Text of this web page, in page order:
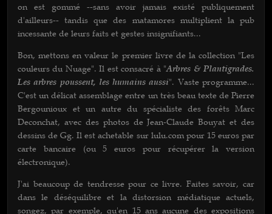
on est gommé --sans avoir jamais existé publiquement
d'ailleurs-- tandis que des matamores multiplient la pub
incessante de leurs faits et gestes insignifiants...
Bon, mettons en valeur le premier livre de la collection "Les
couleurs du Nuage". Il est consacré à "Arbres & Plantigrades.
Les arbres poussent, les humains aussi". Vaste programme...
C'est un délicat assemblage entre un très beau texte de Pierre
Bergounioux et un autre du spécialiste des forêts Marc
Deconchat, avec des photos de Jean-Claude Bouyat et des
dessins de Gg. Il est achetable sur lulu.com pour 15 euros par
carte bancaire (ou 5 euros pour récupérer la version
électronique).
J'ai beaucoup de tendresse pour ce livre. Faites savoir, car
dans le déséquilibre et la distorsion médiatique actuels,
songez, par exemple, qu'en 15 ans aucune des expositions